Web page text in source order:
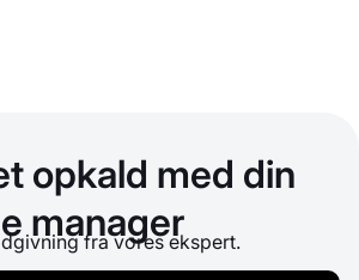
opkald med din
manager
fra vores ekspert.